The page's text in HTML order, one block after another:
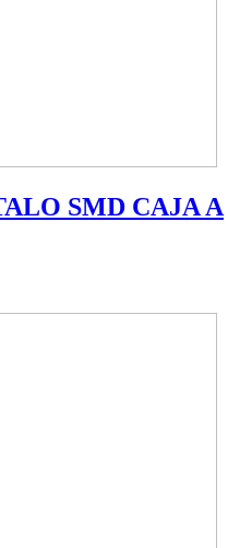
SMD CAJA A